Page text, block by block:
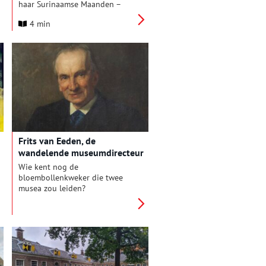
haar Surinaamse Maanden –
erfgoed – een Surinaamse
vol gezelligheid, cultuur,
verhalen en smaak. Komt u ook?
4 min
Frits van Eeden, de
wandelende museumdirecteur
Wie kent nog de
bloembollenkweker die twee
musea zou leiden?
Borneo had liggen. En die rond
1900 geld bijeenbracht voor
plantenonderzoek in Suriname.
Wie kent nog Frits van Eeden?